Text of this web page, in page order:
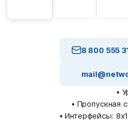
8 800 555
•
• Пропускная
• Интерфейсы: